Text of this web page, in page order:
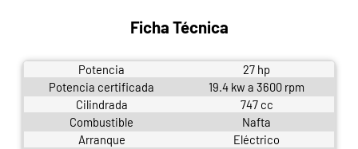
Ficha Técnica
Potencia
27 hp
Potencia certificada
19.4 kw a 3600 rpm
Cilindrada
747 cc
Combustible
Nafta
Arranque
Eléctrico